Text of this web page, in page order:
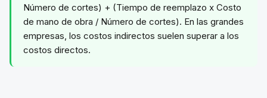
Número de cortes) + (Tiempo de reemplazo x Costo
de mano de obra / Número de cortes). En las grandes
empresas, los costos indirectos suelen superar a los
costos directos.